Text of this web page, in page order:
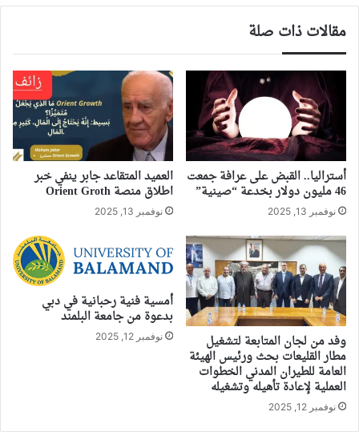
مقالات ذات صلة
أستراليا.. القبض على عرافة جمعت
46 مليون دولار بخدعة “صينية”
نوفمبر 13, 2025
العميد المتقاعد جابر ينفي خبر
اطلاق منصة Orient Groth
نوفمبر 13, 2025
وفد من لجان المتابعة لتشغيل
مطار القليعات بحث ورئيس الهيئة
العامة للطيران المدني الخطوات
العملية لإعادة تأهيله وتشغيله
نوفمبر 12, 2025
أمسية فنية رحبانية في دبي
بدعوة من جامعة البلمند
نوفمبر 12, 2025